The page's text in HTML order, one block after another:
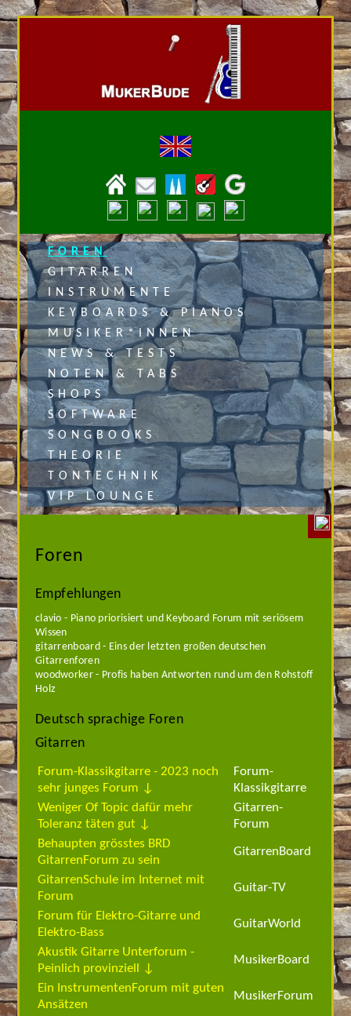
FOREN
GITARREN
INSTRUMENTE
KEYBOARDS & PIANOS
MUSIKER*INNEN
NEWS & TESTS
NOTEN & TABS
SHOPS
SOFTWARE
SONGBOOKS
THEORIE
TONTECHNIK
VIP LOUNGE
Foren
Empfehlungen
clavio - Piano priorisiert und Keyboard Forum mit seriösem
Wissen
gitarrenboard - Eins der letzten großen deutschen
Gitarrenforen
woodworker - Profis haben Antworten rund um den Rohstoff
Holz
Deutsch sprachige Foren
Gitarren
Forum-Klassikgitarre - 2023 noch
sehr junges Forum ↓
Forum-
Klassikgitarre
Weniger Of Topic dafür mehr
Toleranz täten gut ↓
Gitarren-
Forum
Behaupten grösstes BRD
GitarrenForum zu sein
GitarrenBoard
GitarrenSchule im Internet mit
Forum
Guitar-TV
Forum für Elektro-Gitarre und
Elektro-Bass
GuitarWorld
Akustik Gitarre Unterforum -
Peinlich provinziell ↓
MusikerBoard
Ein InstrumentenForum mit guten
Ansätzen
MusikerForum